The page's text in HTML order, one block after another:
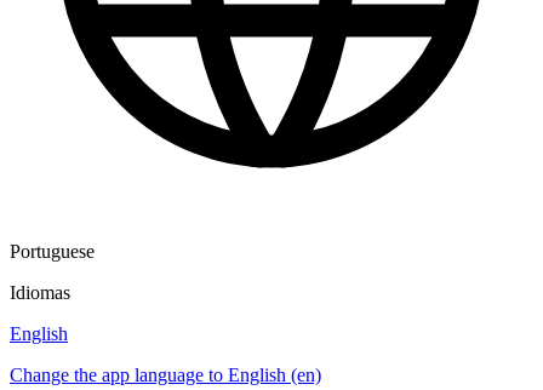
Portuguese
Idiomas
English
Change the app language to English (en)